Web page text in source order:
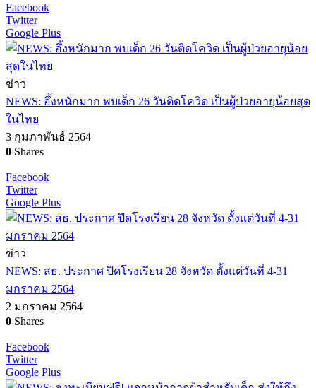
Facebook
Twitter
Google Plus
ข่าว
NEWS: อึ้งหนักมาก พบเด็ก 26 วันติดโควิด เป็นผู้ป่วยอายุน้อยสุด
ในไทย
3 กุมภาพันธ์ 2564
0 Shares
Facebook
Twitter
Google Plus
ข่าว
NEWS: สธ. ประกาศ ปิดโรงเรียน 28 จังหวัด ตั้งแต่วันที่ 4-31
มกราคม 2564
2 มกราคม 2564
0 Shares
Facebook
Twitter
Google Plus